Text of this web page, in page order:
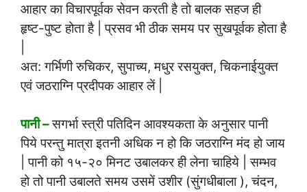
आहार का विचारपूर्वक सेवन करती है तो बालक सहज ही
हृष्ट-पुष्ट होता है | प्रसव भी ठीक समय पर सुखपूर्वक होता है
अत: गर्भिणी रुचिकर, सुपाच्य, मधुर रसयुक्त, चिकनाईयुक्त
एवं जठराग्नि प्रदीपक आहार लें |
पानी –सगर्भा स्त्री पतिदिन आवश्यकता के अनुसार पानी
पिये परन्तु मात्रा इतनी अधिक न हो कि जठराग्नि मंद हो जाय
| पानी को १५-२० मिनट उबालकर ही लेना चाहिये | सम्भव
हो तो पानी उबालते समय उसमें उशीर (सुंगधीबाला ), चंदन,